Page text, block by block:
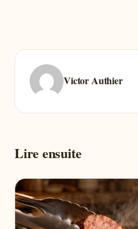
Victor Authier
Lire ensuite